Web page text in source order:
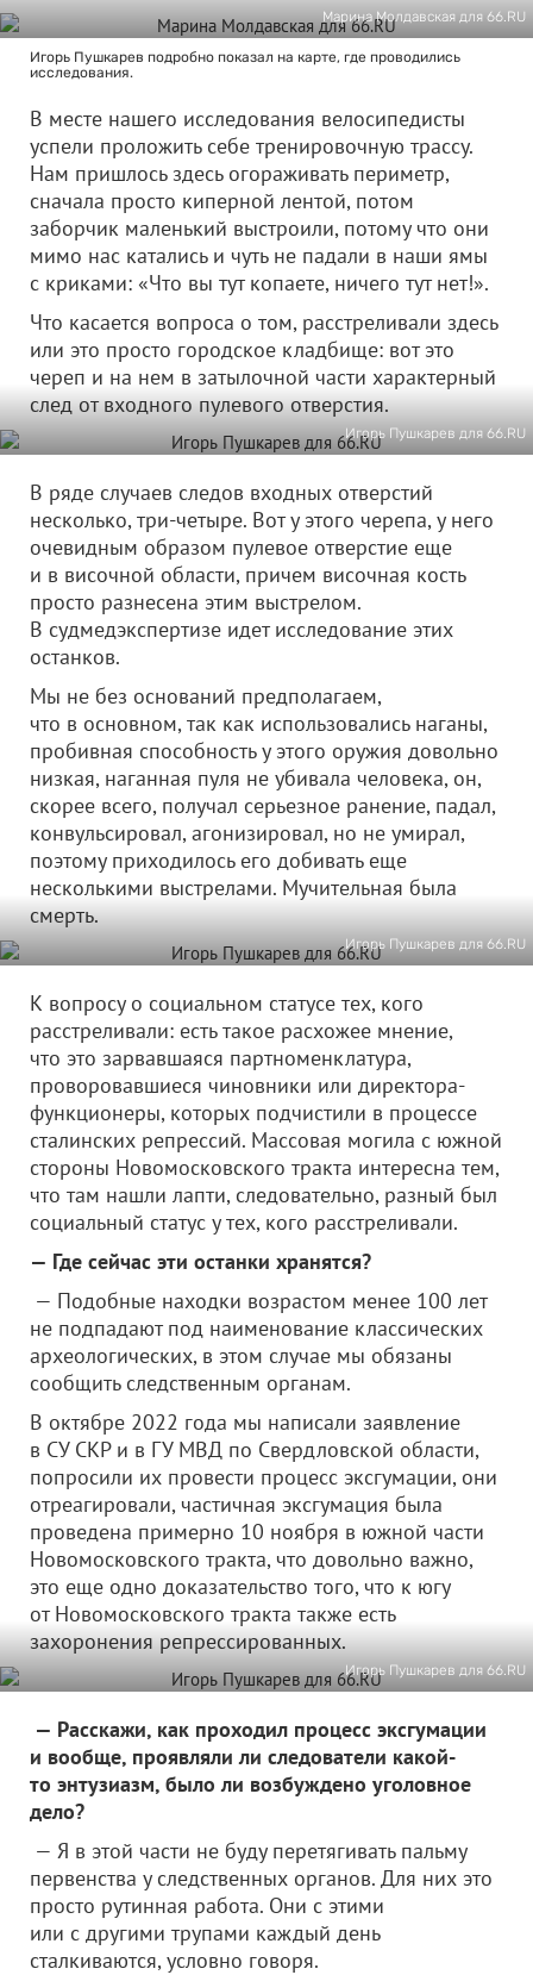
Марина Молдавская для 66.RU
Игорь Пушкарев подробно показал на карте, где проводились
исследования.
В месте нашего исследования велосипедисты
успели проложить себе тренировочную трассу.
Нам пришлось здесь огораживать периметр,
сначала просто киперной лентой, потом
заборчик маленький выстроили, потому что они
мимо нас катались и чуть не падали в наши ямы
с криками: «Что вы тут копаете, ничего тут нет!».
Что касается вопроса о том, расстреливали здесь
или это просто городское кладбище: вот это
череп и на нем в затылочной части характерный
след от входного пулевого отверстия.
Игорь Пушкарев для 66.RU
В ряде случаев следов входных отверстий
несколько, три-четыре. Вот у этого черепа, у него
очевидным образом пулевое отверстие еще
и в височной области, причем височная кость
просто разнесена этим выстрелом.
В судмедэкспертизе идет исследование этих
останков.
Мы не без оснований предполагаем,
что в основном, так как использовались наганы,
пробивная способность у этого оружия довольно
низкая, наганная пуля не убивала человека, он,
скорее всего, получал серьезное ранение, падал,
конвульсировал, агонизировал, но не умирал,
поэтому приходилось его добивать еще
несколькими выстрелами. Мучительная была
смерть.
Игорь Пушкарев для 66.RU
К вопросу о социальном статусе тех, кого
расстреливали: есть такое расхожее мнение,
что это зарвавшаяся партноменклатура,
проворовавшиеся чиновники или директора-
функционеры, которых подчистили в процессе
сталинских репрессий. Массовая могила с южной
стороны Новомосковского тракта интересна тем,
что там нашли лапти, следовательно, разный был
социальный статус у тех, кого расстреливали.
— Где сейчас эти останки хранятся?
— Подобные находки возрастом менее 100 лет
не подпадают под наименование классических
археологических, в этом случае мы обязаны
сообщить следственным органам.
В октябре 2022 года мы написали заявление
в СУ СКР и в ГУ МВД по Свердловской области,
попросили их провести процесс эксгумации, они
отреагировали, частичная эксгумация была
проведена примерно 10 ноября в южной части
Новомосковского тракта, что довольно важно,
это еще одно доказательство того, что к югу
от Новомосковского тракта также есть
захоронения репрессированных.
Игорь Пушкарев для 66.RU
— Расскажи, как проходил процесс эксгумации
и вообще, проявляли ли следователи какой-
то энтузиазм, было ли возбуждено уголовное
дело?
— Я в этой части не буду перетягивать пальму
первенства у следственных органов. Для них это
просто рутинная работа. Они с этими
или с другими трупами каждый день
сталкиваются, условно говоря.